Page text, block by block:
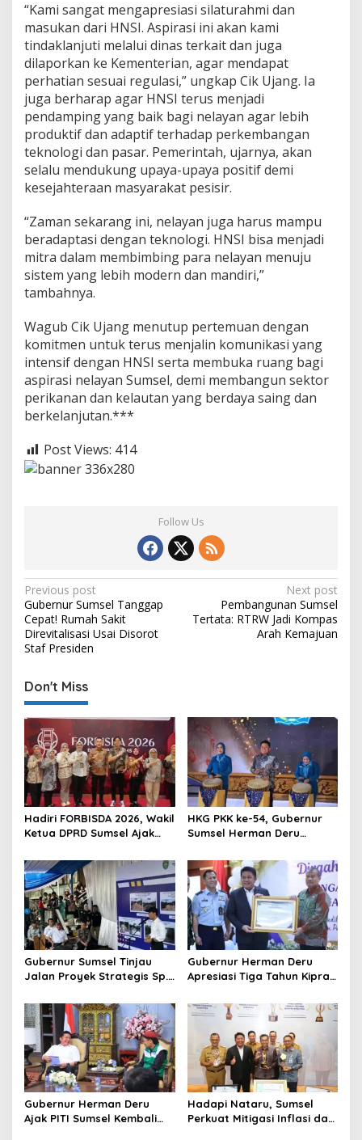
“Kami sangat mengapresiasi silaturahmi dan
masukan dari HNSI. Aspirasi ini akan kami
tindaklanjuti melalui dinas terkait dan juga
dilaporkan ke Kementerian, agar mendapat
perhatian sesuai regulasi,” ungkap Cik Ujang. Ia
juga berharap agar HNSI terus menjadi
pendamping yang baik bagi nelayan agar lebih
produktif dan adaptif terhadap perkembangan
teknologi dan pasar. Pemerintah, ujarnya, akan
selalu mendukung upaya-upaya positif demi
kesejahteraan masyarakat pesisir.
“Zaman sekarang ini, nelayan juga harus mampu
beradaptasi dengan teknologi. HNSI bisa menjadi
mitra dalam membimbing para nelayan menuju
sistem yang lebih modern dan mandiri,”
tambahnya.
Wagub Cik Ujang menutup pertemuan dengan
komitmen untuk terus menjalin komunikasi yang
intensif dengan HNSI serta membuka ruang bagi
aspirasi nelayan Sumsel, demi membangun sektor
perikanan dan kelautan yang berdaya saing dan
berkelanjutan.***
Post Views: 414
Follow Us
P
o
s
n
a
v
i
g
a
t
i
o
n
Previous post
Gubernur Sumsel Tanggap
Cepat! Rumah Sakit
Direvitalisasi Usai Disorot
Staf Presiden
Next post
Pembangunan Sumsel
Tertata: RTRW Jadi Kompas
Arah Kemajuan
Don't Miss
Hadiri FORBISDA 2026, Wakil
Ketua DPRD Sumsel Ajak
Kekuatan Ekonomi Baru
HKG PKK ke-54, Gubernur
Sumsel Herman Deru
dan Penguatan Peran
Perempuan
Gubernur Sumsel Tinjau
Jalan Proyek Strategis Sp.
Desa Keman OKI
Gubernur Herman Deru
Apresiasi Tiga Tahun Kiprah
Pilar Keadilan Tata Usaha
Negara
Gubernur Herman Deru
Ajak PITI Sumsel Kembali
Hadapi Nataru, Sumsel
Perkuat Mitigasi Inflasi dan